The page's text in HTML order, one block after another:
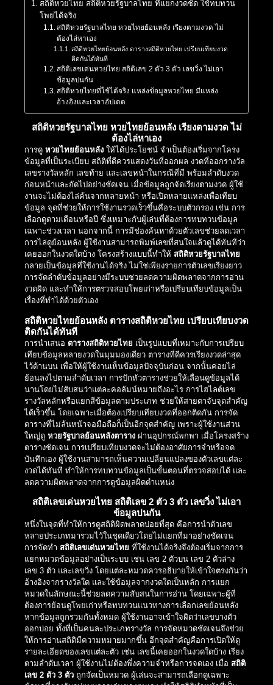
สถิติหวยไทย สถิติหวยรัฐบาลไทย ที่แยกงวดชัด ใช้ทบทวน
โพยได้จริง
สถิติหวยรัฐบาลไทย หวยไทยย้อนหลัง เรียงตามงวด ไม่
ต้องไล่หาเอง
สถิติหวยไทยย้อนหลัง ตารางสถิติหวยไทย เปรียบเทียบงวด
ติดกันได้ทันที
สถิติเลขเด่นหวยไทย สถิติเลข 2 ตัว 3 ตัว เลขวิ่ง ไม่เอา
ข้อมูลปนกัน
สถิติหวยไทยที่ใช้ได้จริง แหล่งข้อมูลหวยไทย มีแหล่ง
อ้างอิงและเวลาอัปเดต
สถิติหวยรัฐบาลไทย หวยไทยย้อนหลัง เรียงตามงวด ไม่
ต้องไล่หาเอง
การดู หวยไทยย้อนหลัง ให้ได้ประโยชน์ จำเป็นต้องเริ่มจากโครง
ข้อมูลที่เป็นระเบียบ สถิติที่ดีควรแสดงวันที่ออกผล งวดที่ออกรางวัล
เลขรางวัลหลัก เลขท้าย และเลขหน้าในกรณีที่มี พร้อมลำดับงวด
ก่อนหน้าและถัดไปอย่างชัดเจน เมื่อข้อมูลถูกจัดเรียงตามงวด ผู้ใช้
งานจะไม่ต้องไล่ค้นจากหลายหน้า หรือเปิดหลายแหล่งเพื่อเทียบ
ข้อมูล จุดที่ช่วยให้การใช้งานรวดเร็วขึ้นคือระบบตัวกรอง เช่น การ
เลือกดูตามเดือนหรือปี ซึ่งเหมาะกับผู้เล่นที่ต้องการทบทวนข้อมูล
เฉพาะช่วงเวลา นอกจากนี้ การมีช่องค้นหาด้วยตัวเลขช่วยลดเวลา
การไล่ดูย้อนหลัง ผู้ใช้งานสามารถพิมพ์เลขที่สนใจแล้วดูได้ทันทีว่า
เคยออกในงวดใดบ้าง โครงสร้างแบบนี้ทำให้ สถิติหวยรัฐบาลไทย
กลายเป็นข้อมูลที่ใช้งานได้จริง ไม่ใช่เพียงรายการตัวเลขเรียงยาว
การจัดลำดับข้อมูลอย่างมีระบบช่วยลดความผิดพลาดจากการอ่าน
งวดผิด และทำให้การตรวจสอบโพยเก่าหรือเปรียบเทียบข้อมูลเป็น
เรื่องที่ทำได้ด้วยตัวเอง
สถิติหวยไทยย้อนหลัง ตารางสถิติหวยไทย เปรียบเทียบงวด
ติดกันได้ทันที
การนำเสนอ ตารางสถิติหวยไทย เป็นรูปแบบที่เหมาะกับการเปรียบ
เทียบข้อมูลหลายงวดในมุมมองเดียว ตารางที่ดีควรเรียงงวดล่าสุด
ไว้ด้านบน เพื่อให้ผู้ใช้งานเห็นข้อมูลปัจจุบันก่อน จากนั้นค่อยไล่
ย้อนลงไปตามลำดับเวลา การปักหัวตารางช่วยให้เลื่อนดูข้อมูลได้
นานโดยไม่สับสนว่าแต่ละคอลัมน์หมายถึงอะไร การไฮไลต์เลข
รางวัลหลักหรือแยกสีข้อมูลตามประเภท ช่วยให้สายตาจับจุดสำคัญ
ได้เร็วขึ้น โดยเฉพาะเมื่อต้องเปรียบเทียบงวดที่ออกติดกัน การจัด
ตารางที่ไม่ล้นหน้าจอมือถือก็เป็นอีกจุดสำคัญ เพราะผู้ใช้งานส่วน
ใหญ่ดู หวยรัฐบาลย้อนหลังตาราง ผ่านอุปกรณ์พกพา เมื่อโครงสร้าง
ตารางชัดเจน การเปรียบเทียบงวดจะไม่ต้องอาศัยการจำหรือจด
บันทึกเอง ผู้ใช้งานสามารถเห็นความเปลี่ยนแปลงของตัวเลขแต่ละ
งวดได้ทันที ทำให้การทบทวนข้อมูลเป็นขั้นตอนที่ตรวจสอบได้ และ
ลดความผิดพลาดจากการดูข้อมูลผิดตำแหน่ง
สถิติเลขเด่นหวยไทย สถิติเลข 2 ตัว 3 ตัว เลขวิ่ง ไม่เอา
ข้อมูลปนกัน
หนึ่งในจุดที่ทำให้การดูสถิติผิดพลาดบ่อยที่สุด คือการนำตัวเลข
หลายประเภทมารวมไว้ในชุดเดียวโดยไม่แยกที่มาอย่างชัดเจน
การจัดทำ สถิติเลขเด่นหวยไทย ที่ใช้งานได้จริงจึงต้องเริ่มจากการ
แยกหมวดข้อมูลอย่างเป็นระบบ เช่น เลข 2 ตัวบน เลข 2 ตัวล่าง
เลข 3 ตัว และเลขวิ่ง โดยแต่ละหมวดควรอธิบายให้เข้าใจตรงกันว่า
อ้างอิงจากรางวัลใด และใช้ข้อมูลจากงวดใดเป็นหลัก การแยก
หมวดในลักษณะนี้ช่วยลดความสับสนในการอ่าน โดยเฉพาะผู้ที่
ต้องการย้อนดูโพยเก่าหรือทบทวนแนวทางการเลือกเลขย้อนหลัง
หากข้อมูลถูกรวมกันทั้งหมด ผู้ใช้งานอาจเข้าใจผิดว่าเลขบางตัว
ออกบ่อย ทั้งที่เป็นคนละประเภทรางวัล การจัดหมวดชัดเจนจึงช่วย
ให้การอ่านสถิติมีความหมายมากขึ้น อีกจุดสำคัญคือการเปิดให้ดู
รายละเอียดของเลขแต่ละตัว เช่น เลขนี้เคยออกในงวดใดบ้าง เรียง
ตามลำดับเวลา ผู้ใช้งานไม่ต้องพึ่งความจำหรือการจดเอง เมื่อ สถิติ
เลข 2 ตัว 3 ตัว ถูกจัดเป็นหมวด ผู้เล่นจะสามารถเลือกดูเฉพาะ